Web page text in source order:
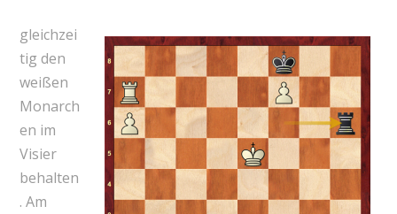
gleichzei
tig den
weißen
Monarch
en im
Visier
behalten
. Am